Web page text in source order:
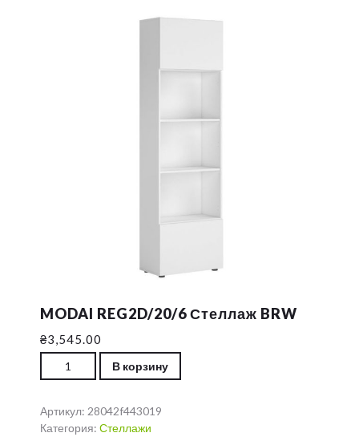
MODAI REG2D/20/6 Стеллаж BRW
₴3,545.00
Количество MODAI REG2D/20/6 Стеллаж BRW
В корзину
Артикул: 28042f443019
Категория: Стеллажи